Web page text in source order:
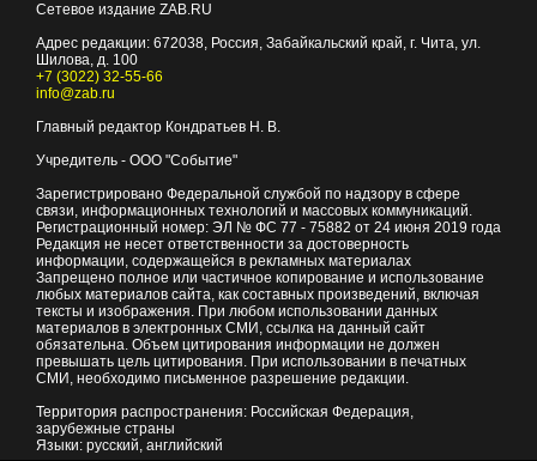
Сетевое издание ZAB.RU
Адрес редакции: 672038, Россия, Забайкальский край, г. Чита, ул.
Шилова, д. 100
+7 (3022) 32-55-66
info@zab.ru
Главный редактор Кондратьев Н. В.
Учредитель - ООО "Событие"
Зарегистрировано Федеральной службой по надзору в сфере
связи, информационных технологий и массовых коммуникаций.
Регистрационный номер: ЭЛ № ФС 77 - 75882 от 24 июня 2019 года
Редакция не несет ответственности за достоверность
информации, содержащейся в рекламных материалах
Запрещено полное или частичное копирование и использование
любых материалов сайта, как составных произведений, включая
тексты и изображения. При любом использовании данных
материалов в электронных СМИ, ссылка на данный сайт
обязательна. Объем цитирования информации не должен
превышать цель цитирования. При использовании в печатных
СМИ, необходимо письменное разрешение редакции.
Территория распространения: Российская Федерация,
зарубежные страны
Языки: русский, английский